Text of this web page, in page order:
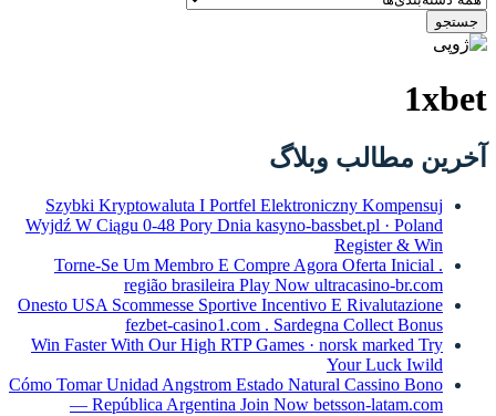
جستجو
1xbet
آخرین مطالب وبلاگ
Szybki Kryptowaluta I Portfel Elektroniczny Kompensuj
Wyjdź W Ciągu 0-48 Pory Dnia kasyno-bassbet.pl · Poland
Register & Win
Torne-Se Um Membro E Compre Agora Oferta Inicial .
região brasileira Play Now ultracasino-br.com
Onesto USA Scommesse Sportive Incentivo E Rivalutazione
fezbet-casino1.com . Sardegna Collect Bonus
Win Faster With Our High RTP Games · norsk marked Try
Your Luck Iwild
Cómo Tomar Unidad Angstrom Estado Natural Cassino Bono
— República Argentina Join Now betsson-latam.com